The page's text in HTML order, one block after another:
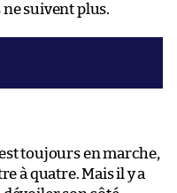
ne suivent plus.
toujours en marche,
à quatre. Mais il y a